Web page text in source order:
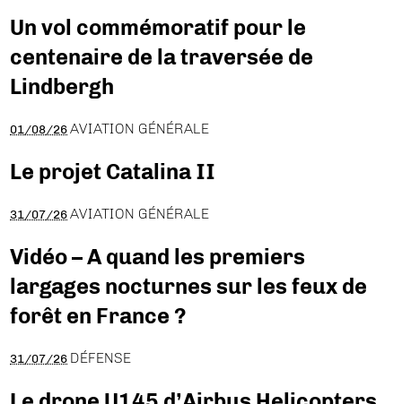
Un vol commémoratif pour le
centenaire de la traversée de
Lindbergh
01/08/26 AVIATION GÉNÉRALE
Le projet Catalina II
31/07/26 AVIATION GÉNÉRALE
Vidéo – A quand les premiers
largages nocturnes sur les feux de
forêt en France ?
31/07/26 DÉFENSE